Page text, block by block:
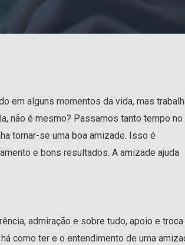
em alguns momentos da vida, mas
não é mesmo? Passamos tanto tempo no
tornar-se uma boa amizade. Isso é
e bons resultados. A amizade ajuda
admiração e sobre tudo, apoio e troca
como ter e o entendimento de uma